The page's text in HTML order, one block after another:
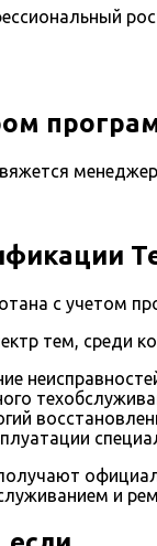
менеджер
с учетом
тем, среди
и